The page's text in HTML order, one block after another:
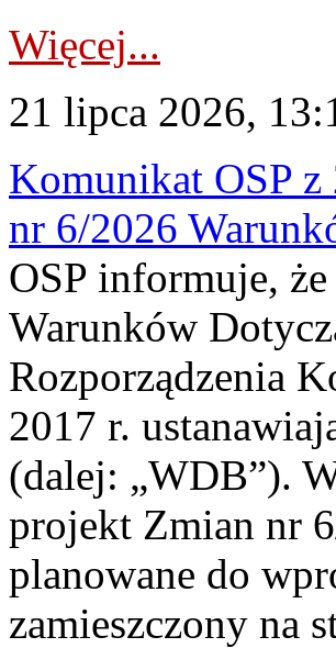
Więcej...
21 lipca 2026,
Komunikat OSP
nr 6/2026
OSP informuje,
Warunków
Rozporządzenia
2017 r.
(dalej: „WDB”).
projekt Zmian nr
planowane do
zamieszczony na